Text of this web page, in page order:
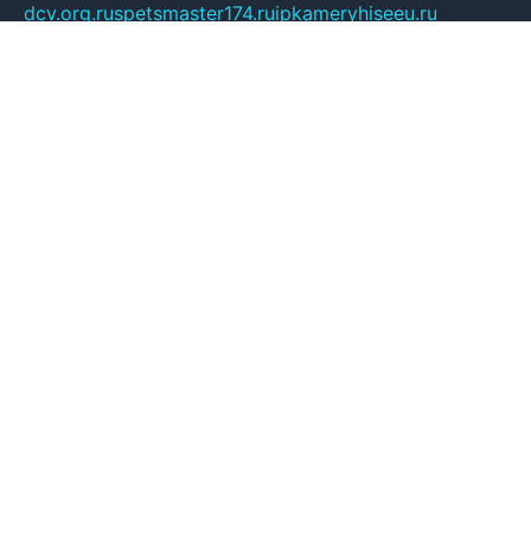
dcv.org.ruspetsmaster174.ruipkameryhiseeu.ru